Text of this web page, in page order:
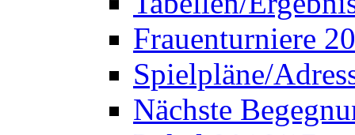
Frauenturniere
Spielpläne/
Nächste